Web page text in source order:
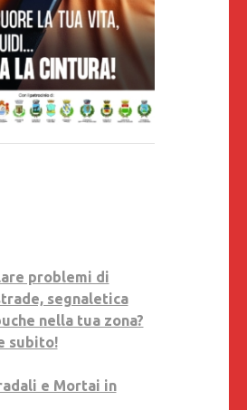
problemi di
segnaletica
nella tua zona?
subito!
e Mortai in